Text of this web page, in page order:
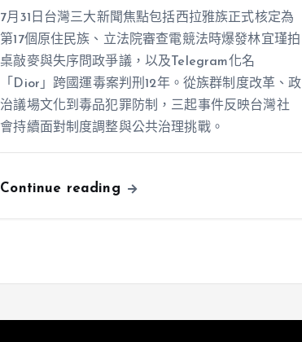
7月31日台灣三大新聞焦點包括西拉雅族正式核定為
第17個原住民族、立法院審查電競法時爆發林宜瑾拍
桌敲麥與失序問政爭議，以及Telegram化名
「Dior」跨國運毒案判刑12年。從族群制度改革、政
治議場文化到毒品犯罪防制，三起事件反映台灣社
會持續面對制度調整與公共治理挑戰。
Continue reading